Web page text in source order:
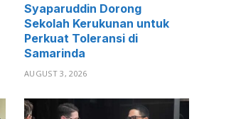
Syaparuddin Dorong
Sekolah Kerukunan untuk
Perkuat Toleransi di
Samarinda
AUGUST 3, 2026